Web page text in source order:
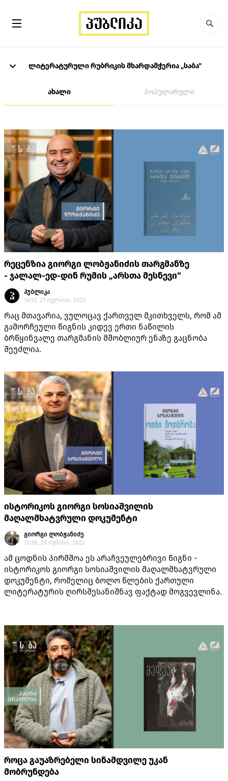
ლიტერატურული რუბრიკის მხარდამჭერია „საბა"
ახალი პოპულარული
რეცენზია გიორგი ლობჟანიძის თარგმანზე
- ჯალალ-ედ-დინ რუმის „არსთა მესნევი“
პუბლიკა
16:51, 27 ივლისი, 2022
რაც მთავარია, ვულოცავ ქართველ მკითხველს, რომ ამ
გამორჩეული წიგნის კიდევ ერთი ნაწილის
ბრწყინვალე თარგმანის მშობლიურ ენაზე გაცნობა
შეუძლია.
ისტორიკოს გიორგი სოსიაშვილის
მაღალმხატვრული დოკუმენტი
გიორგი ლობჟანიძე
15:28, 29 ივნისი, 2022
ამ ცოდნის პირმშოა ეს არაჩვეულებრივი წიგნი -
ისტორიკოს გიორგი სოსიაშვილის მაღალმხატვრული
დოკუმენტი, რომელიც ბოლო წლების ქართული
ლიტერატურის ღირსშესანიშნავ ფაქტად მოგვევლინა.
როცა გაუაზრებელი სინამდვილე უკან
მობრუნდება